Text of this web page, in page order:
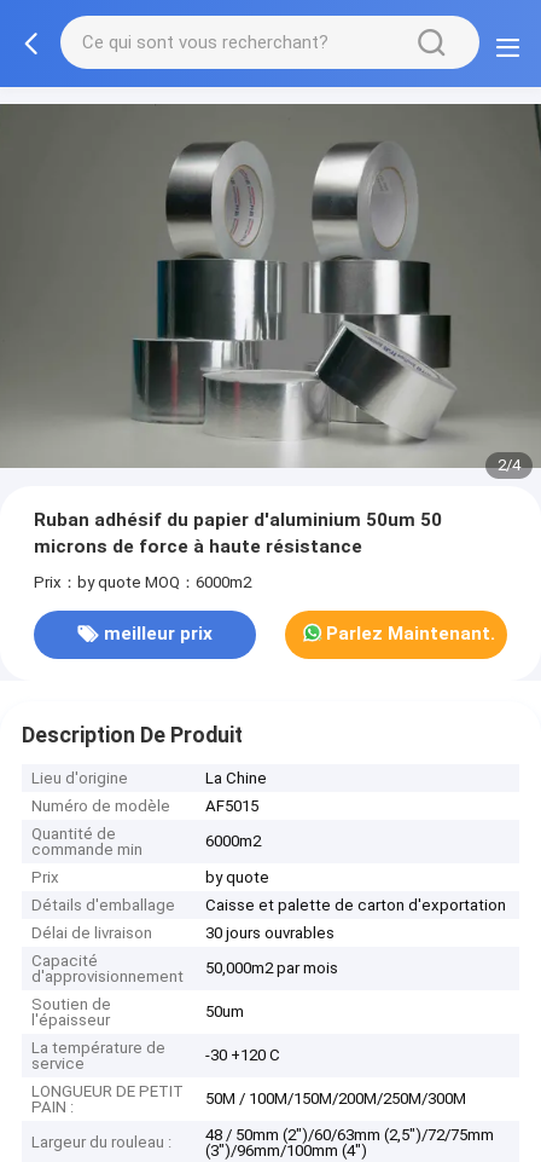
2/4
Ruban adhésif du papier d'aluminium 50um 50
microns de force à haute résistance
Prix：by quote MOQ：6000m2
meilleur prix Parlez Maintenant.
Description De Produit
Lieu d'origine
La Chine
Numéro de modèle
AF5015
Quantité de
commande min
6000m2
Prix
by quote
Détails d'emballage
Caisse et palette de carton d'exportation
Délai de livraison
30 jours ouvrables
Capacité
d'approvisionnement
50,000m2 par mois
Soutien de
l'épaisseur
50um
La température de
service
-30 +120 C
LONGUEUR DE PETIT
PAIN :
50M / 100M/150M/200M/250M/300M
Largeur du rouleau :
48 / 50mm (2")/60/63mm (2,5")/72/75mm
(3")/96mm/100mm (4")